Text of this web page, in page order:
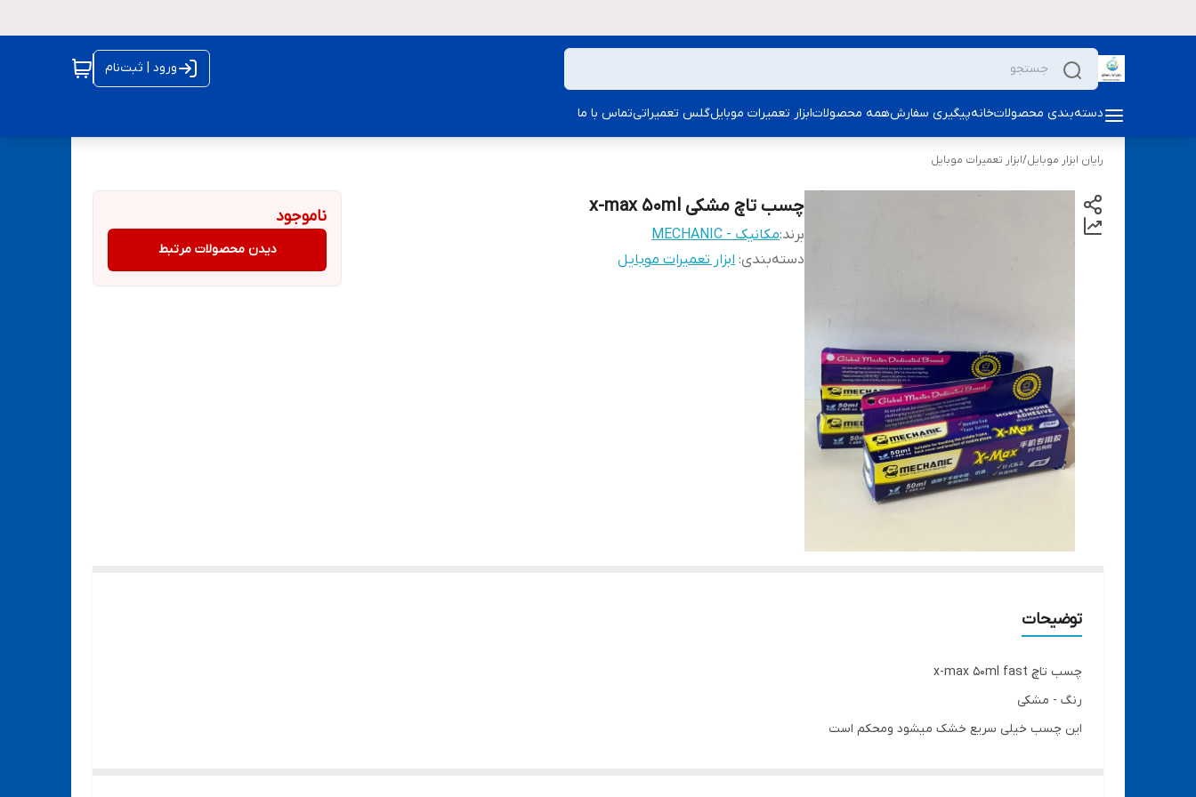
ورود | ثبت‌نام
دسته‌بندی محصولاتخانهپیگیری سفارشهمه محصولاتابزار تعمیرات موبایلگلس تعمیراتیتماس با ما
رایان ابزار موبایل/ابزار تعمیرات موبایل
چسب تاچ مشکی x-max 50ml
برند:مکانیک - MECHANIC
دسته‌بندی: ابزار تعمیرات موبایل
ناموجود
دیدن محصولات مرتبط
توضیحات
چسب تاچ x-max 50ml fast
رنگ - مشکی
این چسب خیلی سریع خشک میشود ومحکم است